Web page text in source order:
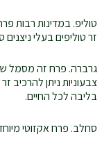
טוליפ. במדינות רבות
זר טוליפים בעלי
גרברה. פרח זה מסמל
צבעוניות ניתן להרכיב
בליבה לכל החיים.
סחלב. פרח אקזוטי